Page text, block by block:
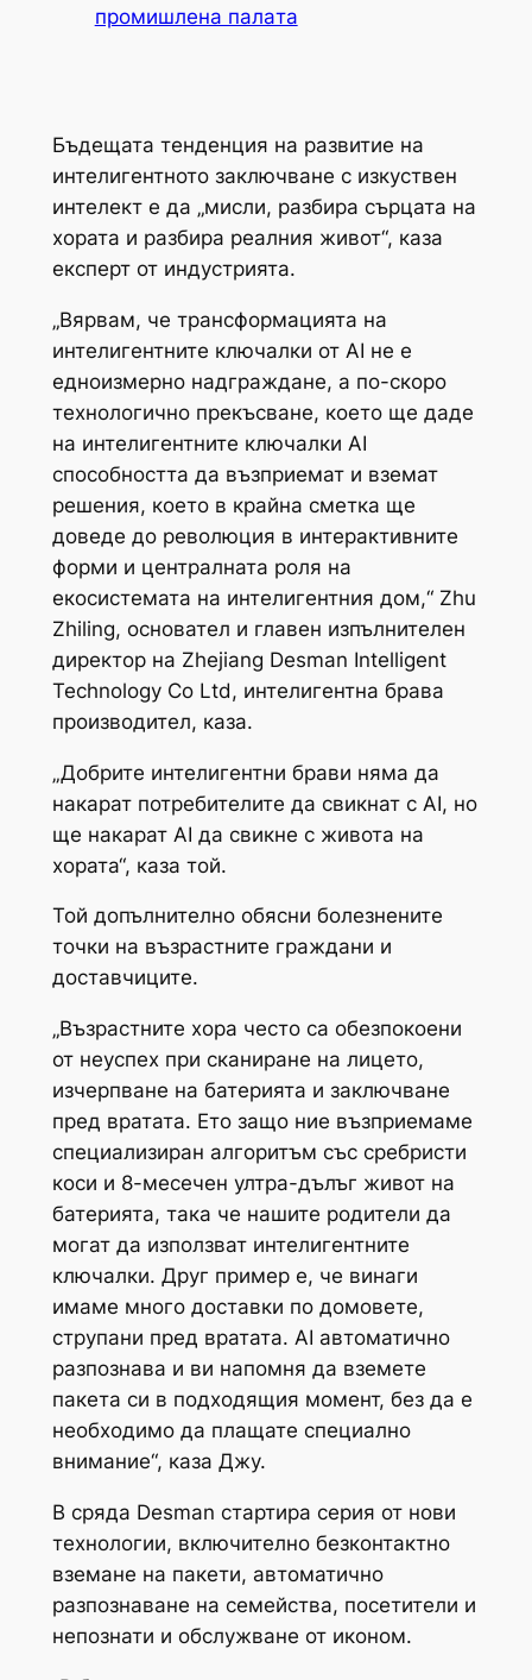
промишлена палaта
Бъдещата тенденция на развитие на
интелигентното заключване с изкуствен
интелект е да „мисли, разбира сърцата на
хората и разбира реалния живот“, каза
експерт от индустрията.
„Вярвам, че трансформацията на
интелигентните ключалки от AI не е
едноизмерно надграждане, а по-скоро
технологично прекъсване, което ще даде
на интелигентните ключалки AI
способността да възприемат и вземат
решения, което в крайна сметка ще
доведе до революция в интерактивните
форми и централната роля на
екосистемата на интелигентния дом,“ Zhu
Zhiling, основател и главен изпълнителен
директор на Zhejiang Desman Intelligent
Technology Co Ltd, интелигентна брава
производител, каза.
„Добрите интелигентни брави няма да
накарат потребителите да свикнат с AI, но
ще накарат AI да свикне с живота на
хората“, каза той.
Той допълнително обясни болезнените
точки на възрастните граждани и
доставчиците.
„Възрастните хора често са обезпокоени
от неуспех при сканиране на лицето,
изчерпване на батерията и заключване
пред вратата. Ето защо ние възприемаме
специализиран алгоритъм със сребристи
коси и 8-месечен ултра-дълъг живот на
батерията, така че нашите родители да
могат да използват интелигентните
ключалки. Друг пример е, че винаги
имаме много доставки по домовете,
струпани пред вратата. AI автоматично
разпознава и ви напомня да вземете
пакета си в подходящия момент, без да е
необходимо да плащате специално
внимание“, каза Джу.
В сряда Desman стартира серия от нови
технологии, включително безконтактно
вземане на пакети, автоматично
разпознаване на семейства, посетители и
непознати и обслужване от иконом.